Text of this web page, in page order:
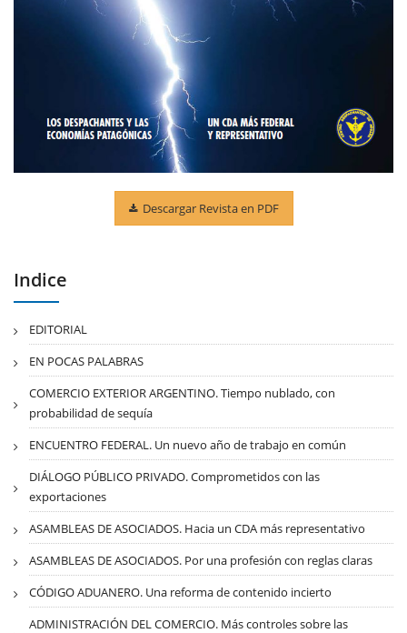
Descargar Revista en PDF
Indice
EDITORIAL
EN POCAS PALABRAS
COMERCIO EXTERIOR ARGENTINO. Tiempo nublado, con
probabilidad de sequía
ENCUENTRO FEDERAL. Un nuevo año de trabajo en común
DIÁLOGO PÚBLICO PRIVADO. Comprometidos con las
exportaciones
ASAMBLEAS DE ASOCIADOS. Hacia un CDA más representativo
ASAMBLEAS DE ASOCIADOS. Por una profesión con reglas claras
CÓDIGO ADUANERO. Una reforma de contenido incierto
ADMINISTRACIÓN DEL COMERCIO. Más controles sobre las